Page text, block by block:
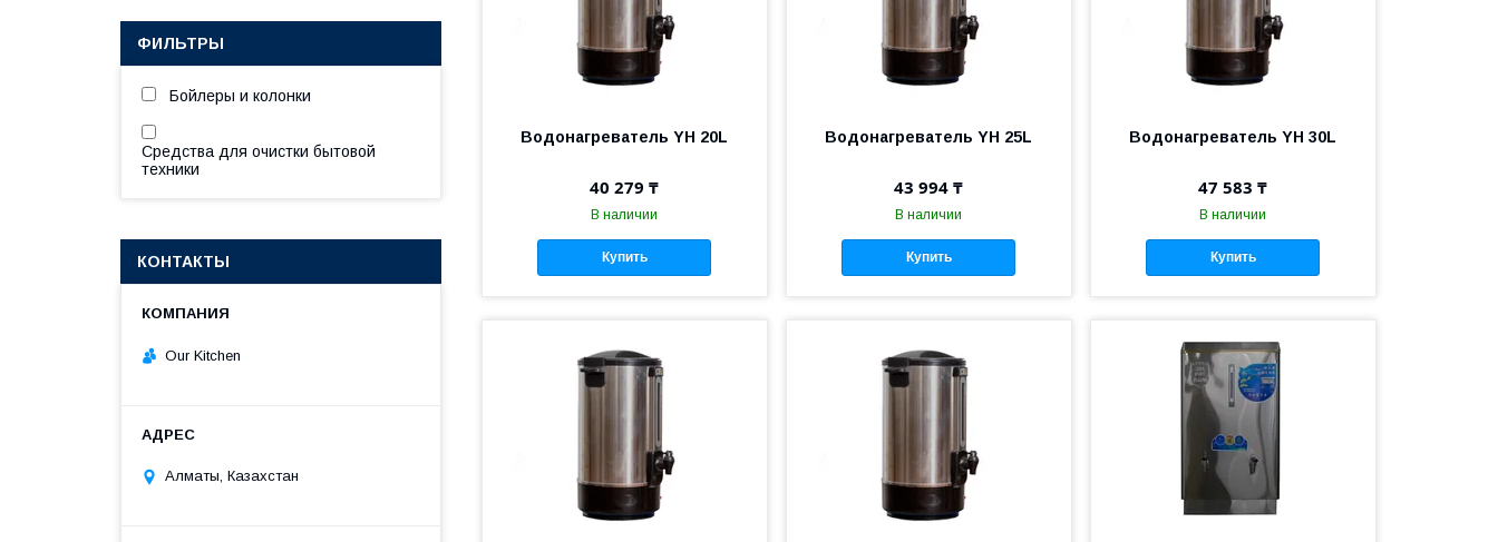
Водонагреватель YH 20L
40 279 ₸
В наличии
Купить
Водонагреватель YH 25L
43 994 ₸
В наличии
Купить
Водонагреватель YH 30L
47 583 ₸
В наличии
Купить
ФИЛЬТРЫ
Бойлеры и колонки
Средства для очистки бытовой
техники
КОНТАКТЫ
Our Kitchen
Алматы, Казахстан